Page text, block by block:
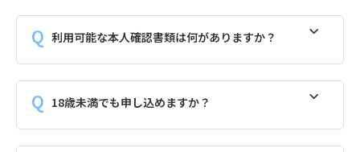
利用可能な本人確認書類は何がありますか？
18歳未満でも申し込めますか？